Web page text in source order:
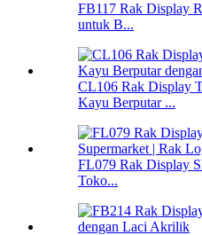
FB117 Rak Display
untuk B...
CL106 Rak Display
Kayu Berputar ...
FL079 Rak Display
Toko...